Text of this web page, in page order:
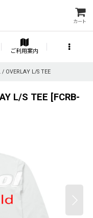
カート
ご利用案内
/ OVERLAY L/S TEE
L/S TEE [FCRB-